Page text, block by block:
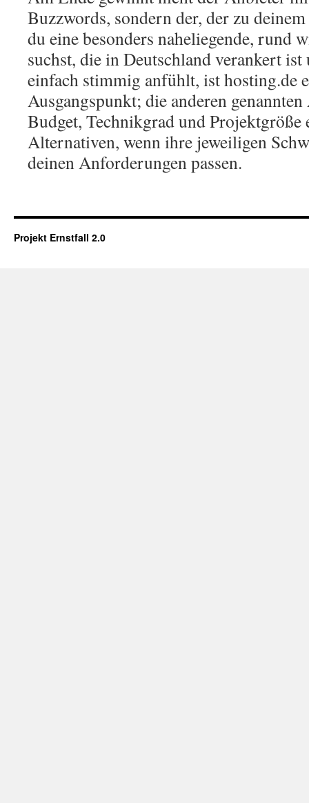
Buzzwords, sondern der, der zu
du eine besonders naheliegende, rund
suchst, die in Deutschland verankert
einfach stimmig anfühlt, ist hosting.de
Ausgangspunkt; die anderen
Budget, Technikgrad und Projektgröße
Alternativen, wenn ihre jeweiligen
deinen Anforderungen passen.
Projekt Ernstfall 2.0